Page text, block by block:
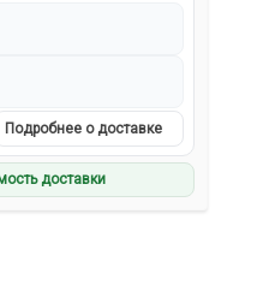
Подробнее о доставке
доставки